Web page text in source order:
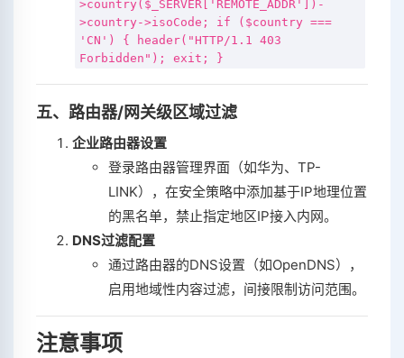
>country( $_SERVER 'REMOTE_ADDR'
])-
>country->isoCode; if ( $country ===
'CN' ) { header( "HTTP/1.1 403
Forbidden" ); exit ; }
五、路由器/网关级区域过滤
企业路由器设置
登录路由器管理界面（如华为、TP-
LINK），在安全策略中添加基于IP地理位置
的黑名单，禁止指定地区IP接入内网。
DNS过滤配置
通过路由器的DNS设置（如OpenDNS），
启用地域性内容过滤，间接限制访问范围。
注意事项